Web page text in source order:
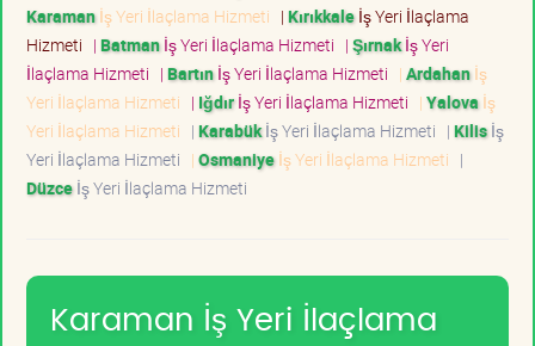
Karamanİş Yeri İlaçlama Hizmeti | Kırıkkaleİş Yeri İlaçlama
Hizmeti | Batmanİş Yeri İlaçlama Hizmeti | Şırnakİş Yeri
İlaçlama Hizmeti | Bartınİş Yeri İlaçlama Hizmeti | Ardahanİş
Yeri İlaçlama Hizmeti | Iğdırİş Yeri İlaçlama Hizmeti | Yalova İş
Yeri İlaçlama Hizmeti | Karabükİş Yeri İlaçlama Hizmeti | Kilisİş
Yeri İlaçlama Hizmeti | Osmaniyeİş Yeri İlaçlama Hizmeti |
Düzceİş Yeri İlaçlama Hizmeti
Karaman İş Yeri İlaçlama